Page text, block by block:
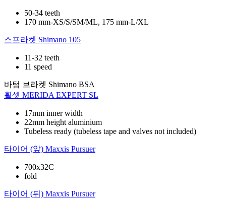
50-34 teeth
170 mm-XS/S/SM/ML, 175 mm-L/XL
스프라켓 Shimano 105
11-32 teeth
11 speed
바텀 브라켓 Shimano BSA
휠셋 MERIDA EXPERT SL
17mm inner width
22mm height aluminium
Tubeless ready (tubeless tape and valves not included)
타이어 (앞) Maxxis Pursuer
700x32C
fold
타이어 (뒤) Maxxis Pursuer